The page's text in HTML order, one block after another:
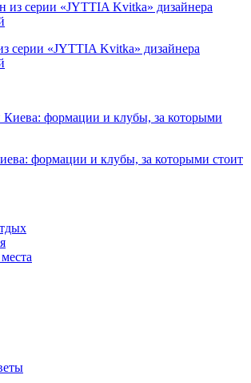
серии «JYTTIA Kvitka» дизайнера
формации и клубы, за которыми стоит